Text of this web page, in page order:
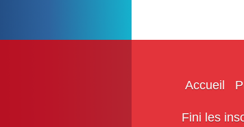
Accueil
Fini les